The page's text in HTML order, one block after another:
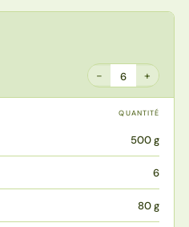
− 6 +
QUANTITÉ
500 g
6
80 g